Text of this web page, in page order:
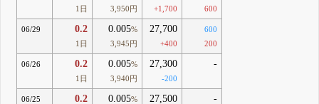
1日
3,950円
+1,700
600
06/29 0.2
1日
0.005%
3,945円
27,700
+400
600
200
06/26 0.2
1日
0.005%
3,940円
27,300
-200
-
06/25 0.2 0.005%
27,500 -